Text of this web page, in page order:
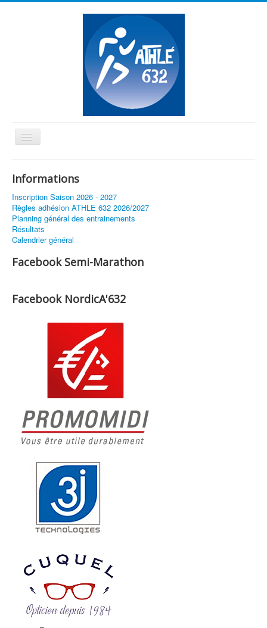
Basculer
la
Vous êtes ici :
Informations
Inscription Saison 2026 - 2027
Règles adhésion ATHLE 632 2026/2027
Planning général des entrainements
Résultats
Calendrier général
Facebook Semi-Marathon
Facebook NordicA'632